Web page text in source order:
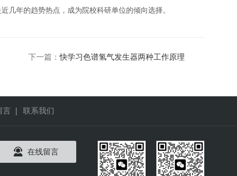
几年的趋势热点，成为院校科研单位的倾向选择。
下一篇：快学习色谱氢气发生器两种工作原理
言 联系我们
在线留言